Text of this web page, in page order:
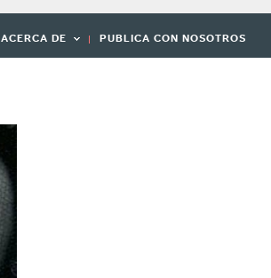
ACERCA DE PUBLICA CON NOSOTROS